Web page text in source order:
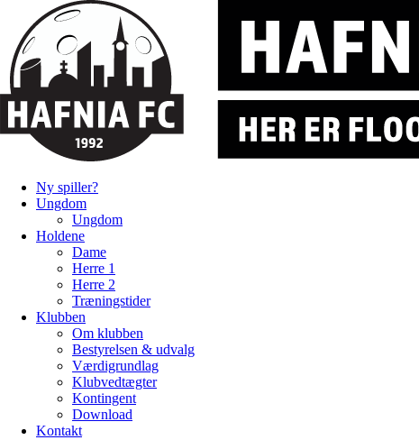
Ny spiller?
Ungdom
Ungdom
Holdene
Dame
Herre 1
Herre 2
Træningstider
Klubben
Om klubben
Bestyrelsen & udvalg
Værdigrundlag
Klubvedtægter
Kontingent
Download
Kontakt